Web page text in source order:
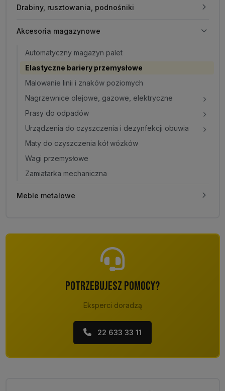
Drabiny, rusztowania, podnośniki
Akcesoria magazynowe
Automatyczny magazyn palet
Elastyczne bariery przemysłowe
Malowanie linii i znaków poziomych
Nagrzewnice olejowe, gazowe, elektryczne
Prasy do odpadów
Urządzenia do czyszczenia i dezynfekcji obuwia
Maty do czyszczenia kół wózków
Wagi przemysłowe
Zamiatarka mechaniczna
Meble metalowe
POTRZEBUJESZ POMOCY?
Eksperci doradzą
22 633 33 11